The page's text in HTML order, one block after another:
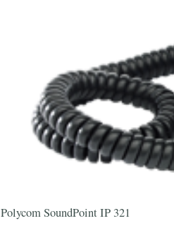
Polycom SoundPoint IP 321